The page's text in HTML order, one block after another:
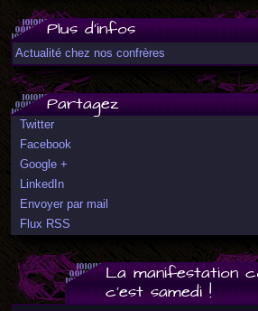
Plus d'infos
Actualité chez nos confrères
Partagez
Twitter
Facebook
Google +
LinkedIn
Envoyer par mail
Flux RSS
La manifestation
c'est samedi !